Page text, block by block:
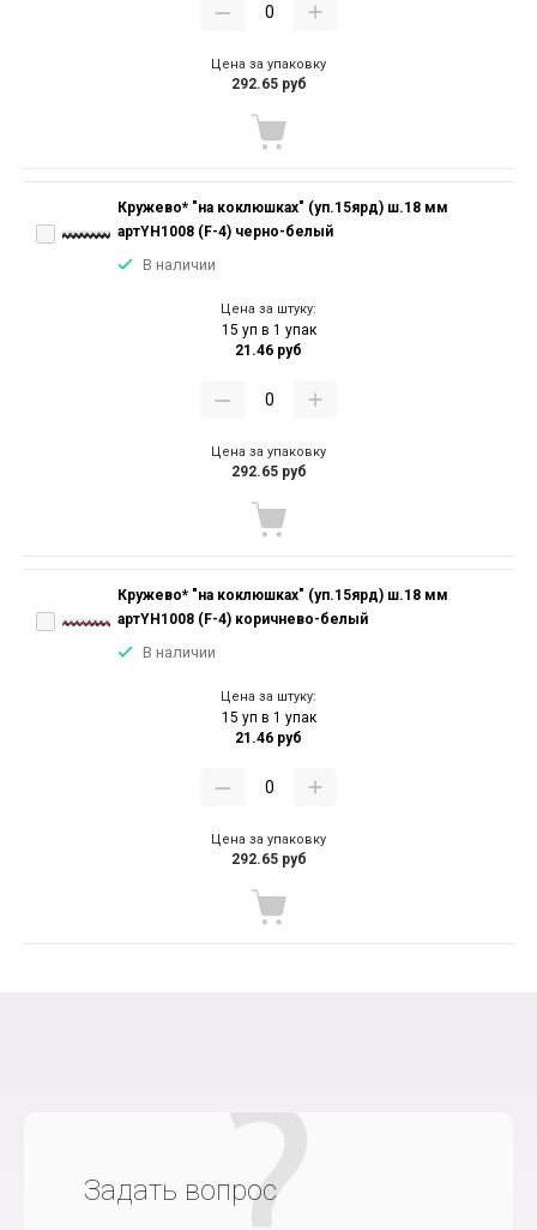
Цена за упаковку
292.65 руб
Кружево* "на коклюшках" (уп.15ярд) ш.18 мм
артYH1008 (F-4) черно-белый
В наличии
Цена за штуку:
15 уп в 1 упак
21.46 руб
Цена за упаковку
292.65 руб
Кружево* "на коклюшках" (уп.15ярд) ш.18 мм
артYH1008 (F-4) коричнево-белый
В наличии
Цена за штуку:
15 уп в 1 упак
21.46 руб
Цена за упаковку
292.65 руб
Задать вопрос